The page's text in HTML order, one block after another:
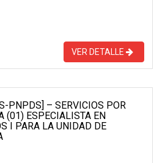
VER DETALLE
PNPDS] – SERVICIOS POR
(01) ESPECIALISTA EN
I PARA LA UNIDAD DE